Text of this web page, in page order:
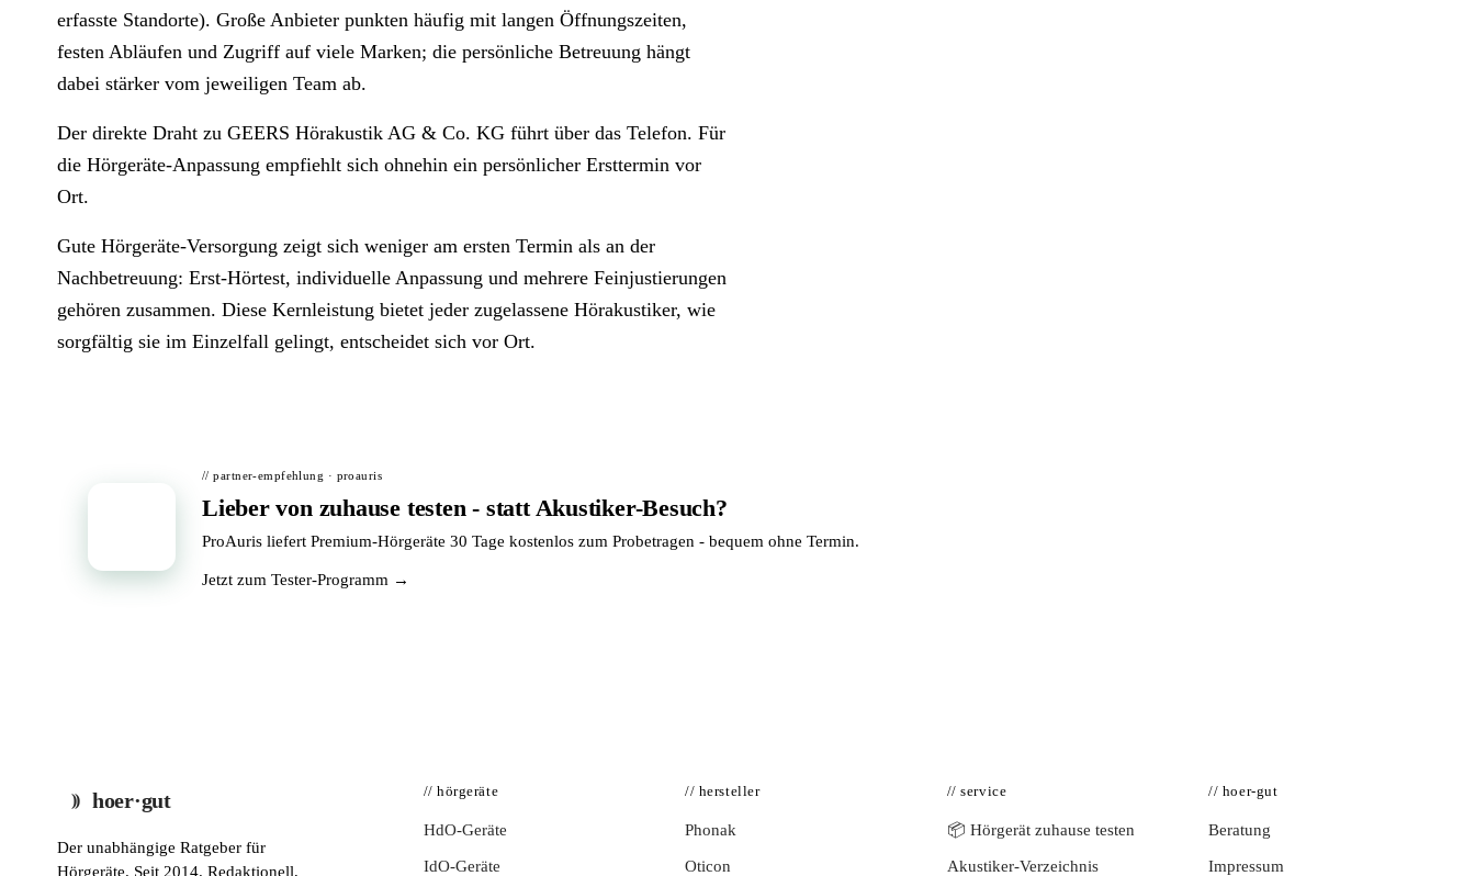
erfasste Standorte). Große Anbieter punkten häufig mit langen Öffnungszeiten,
festen Abläufen und Zugriff auf viele Marken; die persönliche Betreuung hängt
dabei stärker vom jeweiligen Team ab.
Der direkte Draht zu GEERS Hörakustik AG & Co. KG führt über das Telefon. Für
die Hörgeräte-Anpassung empfiehlt sich ohnehin ein persönlicher Ersttermin vor
Ort.
Gute Hörgeräte-Versorgung zeigt sich weniger am ersten Termin als an der
Nachbetreuung: Erst-Hörtest, individuelle Anpassung und mehrere Feinjustierungen
gehören zusammen. Diese Kernleistung bietet jeder zugelassene Hörakustiker, wie
sorgfältig sie im Einzelfall gelingt, entscheidet sich vor Ort.
// partner-empfehlung · proauris
Lieber von zuhause testen - statt Akustiker-Besuch?
ProAuris liefert Premium-Hörgeräte 30 Tage kostenlos zum Probetragen - bequem ohne Termin.
Jetzt zum Tester-Programm →
hoer·gut
Der unabhängige Ratgeber für
Hörgeräte. Seit 2014. Redaktionell,
// hörgeräte
HdO-Geräte
IdO-Geräte
// hersteller
Phonak
Oticon
// service
📦 Hörgerät zuhause testen
Akustiker-Verzeichnis
// hoer-gut
Beratung
Impressum